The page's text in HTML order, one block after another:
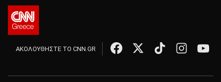
ΑΚΟΛΟΥΘΗΣΤΕ ΤΟ CNN.GR